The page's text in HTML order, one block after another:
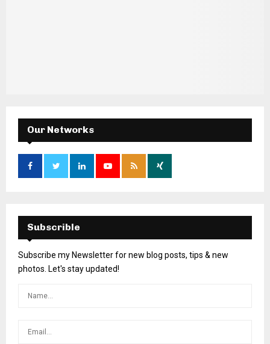
Our Networks
Subscrible
Subscribe my Newsletter for new blog posts, tips & new
photos. Let's stay updated!